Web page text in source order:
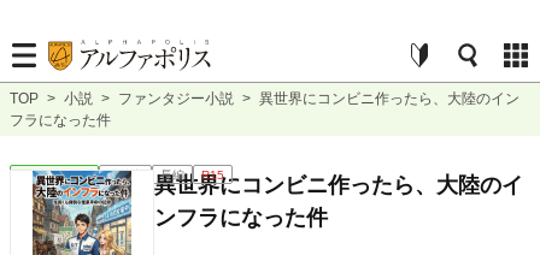
TOP > 小説 > ファンタジー小説 > 異世界にコンビニ作ったら、大陸のイン
フラになった件
ファンタジー 連載中 長編 R15
異世界にコンビニ作ったら、大陸のイ
ンフラになった件